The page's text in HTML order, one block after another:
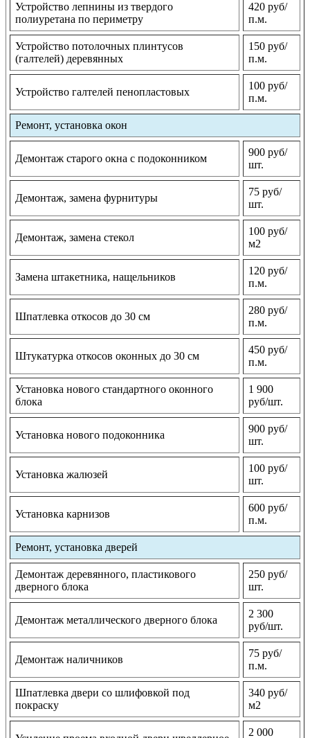
Устройство лепнины из твердого
полиуретана по периметру
420 руб/
п.м.
Устройство потолочных плинтусов
(галтелей) деревянных
150 руб/
п.м.
Устройство галтелей пенопластовых
100 руб/
п.м.
Ремонт, установка окон
Демонтаж старого окна с подоконником
900 руб/
шт.
Демонтаж, замена фурнитуры
75 руб/
шт.
Демонтаж, замена стекол
100 руб/
м2
Замена штакетника, нащельников
120 руб/
п.м.
Шпатлевка откосов до 30 см
280 руб/
п.м.
Штукатурка откосов оконных до 30 см
450 руб/
п.м.
Установка нового стандартного оконного
блока
1 900
руб/шт.
Установка нового подоконника
900 руб/
шт.
Установка жалюзей
100 руб/
шт.
Установка карнизов
600 руб/
п.м.
Ремонт, установка дверей
Демонтаж деревянного, пластикового
дверного блока
250 руб/
шт.
Демонтаж металлического дверного блока
2 300
руб/шт.
Демонтаж наличников
75 руб/
п.м.
Шпатлевка двери со шлифовкой под
покраску
340 руб/
м2
2 000